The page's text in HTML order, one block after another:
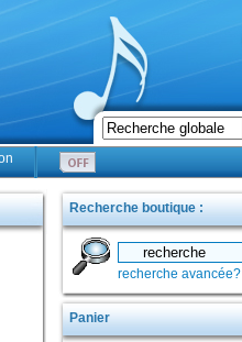
Recherche boutique :
recherche avancée?
Panier